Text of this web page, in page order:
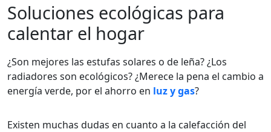
Soluciones ecológicas para
calentar el hogar
¿Son mejores las estufas solares o de leña? ¿Los
radiadores son ecológicos? ¿Merece la pena el cambio a
energía verde, por el ahorro en luz y gas?
Existen muchas dudas en cuanto a la calefacción del